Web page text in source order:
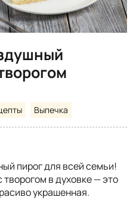
Выпечка
пирог для всей семьи!
в духовке — это
украшенная.